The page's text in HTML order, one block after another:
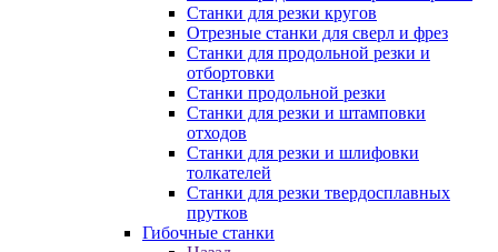
Станки для резки кругов
Отрезные станки для сверл и фрез
Станки для продольной резки и
отбортовки
Станки продольной резки
Станки для резки и штамповки
отходов
Станки для резки и шлифовки
толкателей
Станки для резки твердосплавных
прутков
Гибочные станки